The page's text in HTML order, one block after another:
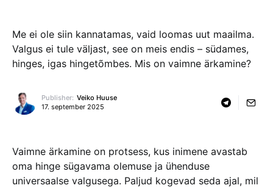
Me ei ole siin kannatamas, vaid loomas uut maailma.
Valgus ei tule väljast, see on meis endis – südames,
hinges, igas hingetõmbes. Mis on vaimne ärkamine?
Publisher: Veiko Huuse
17. september 2025
Vaimne ärkamine on protsess, kus inimene avastab
oma hinge sügavama olemuse ja ühenduse
universaalse valgusega. Paljud kogevad seda ajal, mil